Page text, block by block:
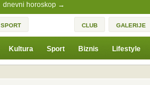
dnevni horoskop →
SPORT CLUB GALERIJE
Kultura Sport Biznis Lifestyle